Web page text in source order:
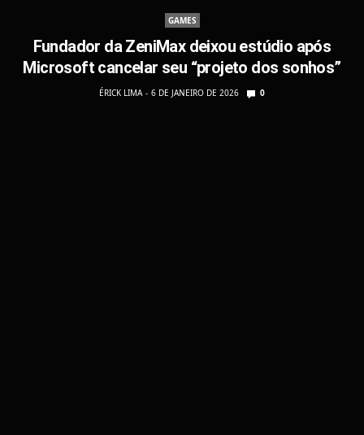
GAMES
Fundador da ZeniMax deixou estúdio após
Microsoft cancelar seu “projeto dos sonhos”
ÉRICK LIMA 6 DE JANEIRO DE 2026 0